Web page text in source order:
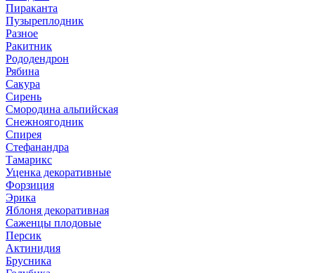
Пираканта
Пузыреплодник
Разное
Ракитник
Рододендрон
Рябина
Сакура
Сирень
Смородина альпийская
Снежноягодник
Спирея
Стефанандра
Тамарикс
Уценка декоративные
Форзиция
Эрика
Яблоня декоративная
Саженцы плодовые
Персик
Актинидия
Брусника